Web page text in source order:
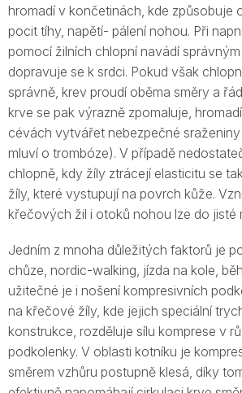
hromadí v končetinách, kde způsobuje
pocit tíhy, napětí- pálení nohou. Při
pomocí žilních chlopní navádí
dopravuje se k srdci. Pokud však
správně, krev proudí oběma směry a
krve se pak výrazně zpomaluje,
cévách vytvářet nebezpečné
mluví o trombóze). V případě
chlopně, kdy žíly ztrácejí elasticitu se
žíly, které vystupují na povrch kůže.
křečových žil i otoků nohou lze do jisté
Jedním z mnoha důležitých faktorů je
chůze, nordic-walking, jízda na kole,
užitečné je i nošení kompresivních
na křečové žíly, kde jejich speciální
konstrukce, rozděluje sílu komprese v
podkolenky. V oblasti kotníku je
směrem vzhůru postupně klesá, díky